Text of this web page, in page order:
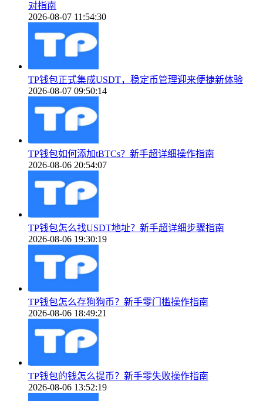
对指南
2026-08-07 11:54:30
TP钱包正式集成USDT，稳定币管理迎来便捷新体验
2026-08-07 09:50:14
TP钱包如何添加tBTCs？新手超详细操作指南
2026-08-06 20:54:07
TP钱包怎么找USDT地址？新手超详细步骤指南
2026-08-06 19:30:19
TP钱包怎么存狗狗币？新手零门槛操作指南
2026-08-06 18:49:21
TP钱包的钱怎么提币？新手零失败操作指南
2026-08-06 13:52:19